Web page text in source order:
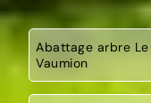
Abattage arbre Le
Vaumion